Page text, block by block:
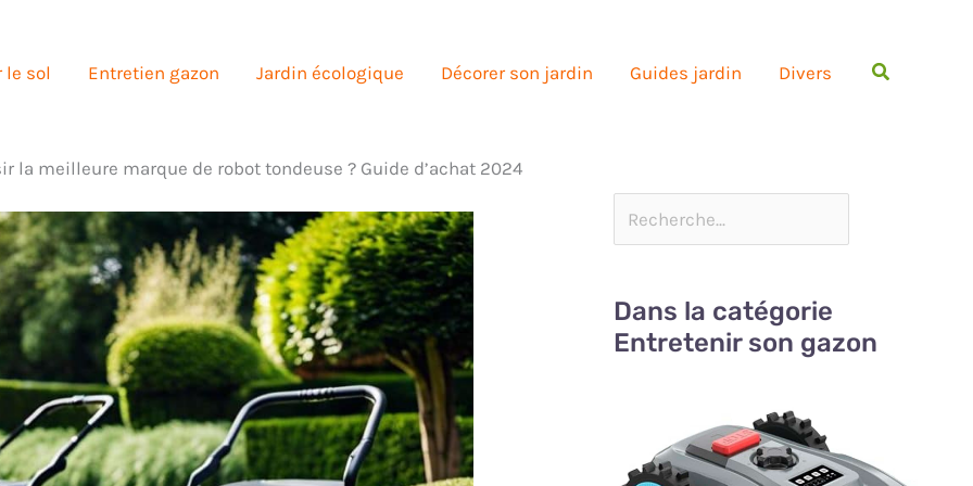
le sol Entretien gazon Jardin écologique Décorer son jardin Guides jardin Divers
la meilleure marque de robot tondeuse ? Guide d’achat 2024
Dans la catégorie
Entretenir son gazon